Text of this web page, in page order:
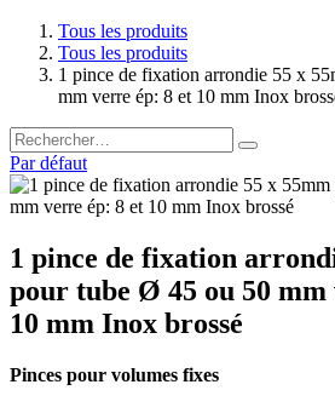
Tous les produits
Tous les produits
1 pince de fixation arrondie 55 x
mm verre ép: 8 et 10 mm Inox
Par défaut
1 pince de fixation
pour tube Ø 45 ou 50 mm
10 mm Inox brossé
Pinces pour volumes fixes